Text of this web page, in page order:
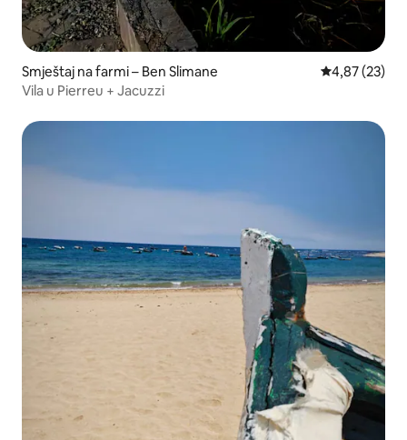
Smještaj na farmi – Ben Slimane Prosječna
4,87 (23)
Vila u Pierreu + Jacuzzi